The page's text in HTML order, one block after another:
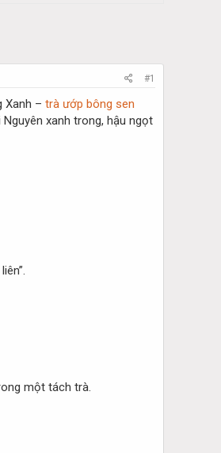
#1
Xanh – trà ướp bông sen
xanh trong, hậu ngọt
một tách trà.